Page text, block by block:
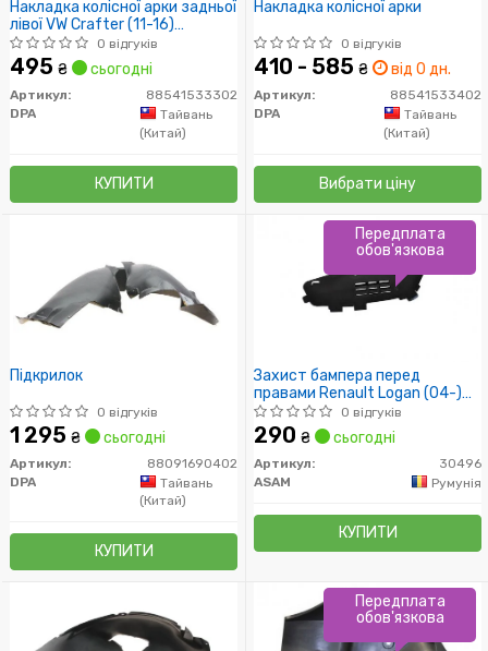
Накладка колісної арки задньої
лівої VW Crafter (11-16)
(88541533302) DPA
0 відгуків
495 ₴ сьогодні
Артикул:
88541533302
DPA
Тайвань
(Китай)
КУПИТИ
Накладка колісної арки
0 відгуків
410 - 585 ₴ від 0 дн.
Артикул:
88541533402
DPA
Тайвань
(Китай)
Вибрати ціну
Підкрилок
0 відгуків
1 295 ₴ сьогодні
Артикул:
88091690402
DPA
Тайвань
(Китай)
КУПИТИ
Захист бампера перед
правами Renault Logan (04-)
(30496) Asam0 відгуків
290 ₴ сьогодні
Артикул:
30496
ASAM
Румунія
КУПИТИ
Передплата
обов'язкова
Передплата
обов'язкова